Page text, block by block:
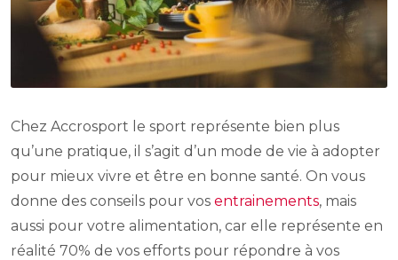
Chez Accrosport le sport représente bien plus
qu’une pratique, il s’agit d’un mode de vie à adopter
pour mieux vivre et être en bonne santé. On vous
donne des conseils pour vos entrainements, mais
aussi pour votre alimentation, car elle représente en
réalité 70% de vos efforts pour répondre à vos